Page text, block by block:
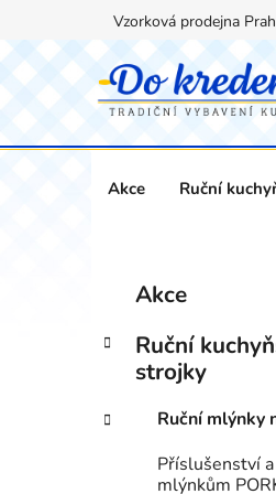
obsah
Vzorková prodejna
Akce Ruční
s
a
Přeskočit
kategorie
e
r
Akce
Ruční
strojky
Ruční mlýnky
Příslušenství
mlýnkům